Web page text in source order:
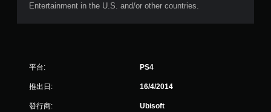
8
Entertainment in the U.S. and/or other countries.
平台: PS4
推出日: 16/4/2014
發行商: Ubisoft